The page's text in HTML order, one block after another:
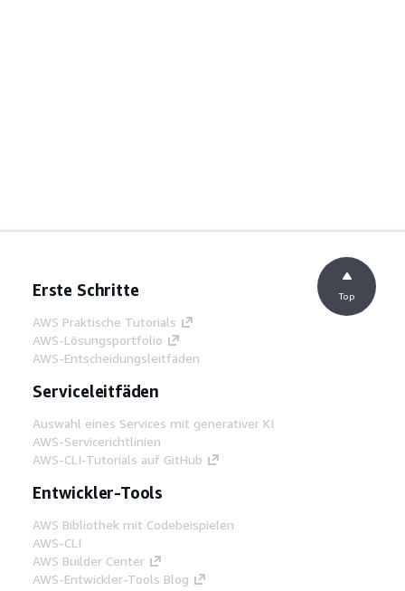
Erste Schritte
AWS Praktische Tutorials
AWS-Lösungsportfolio
AWS-Entscheidungsleitfäden
Serviceleitfäden
Auswahl eines Services mit generativer KI
AWS-Servicerichtlinien
AWS-CLI-Tutorials auf GitHub
Entwickler-Tools
AWS Bibliothek mit Codebeispielen
AWS-CLI
AWS Builder Center
AWS-Entwickler-Tools Blog
Top